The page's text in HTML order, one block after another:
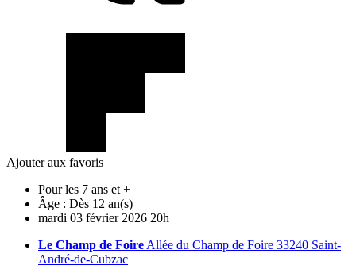
Ajouter aux favoris
Pour les 7 ans et +
Âge : Dès 12 an(s)
mardi 03 février 2026 20h
Le Champ de Foire Allée du Champ de Foire 33240 Saint-
André-de-Cubzac